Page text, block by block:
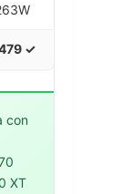
✓
con
XT